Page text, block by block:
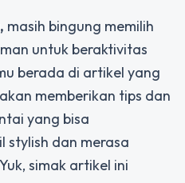
masih bingung memilih
untuk beraktivitas
berada di artikel yang
memberikan tips dan
yang bisa
stylish dan merasa
simak artikel ini